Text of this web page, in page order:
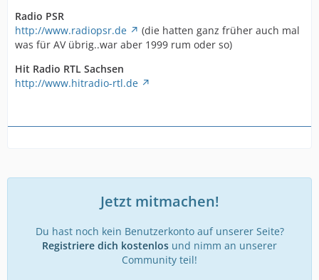
Radio PSR
http://www.radiopsr.de
(die hatten ganz früher auch mal
was für AV übrig..war aber 1999 rum oder so)
Hit Radio RTL Sachsen
http://www.hitradio-rtl.de
Jetzt mitmachen!
Du hast noch kein Benutzerkonto auf unserer Seite?
Registriere dich kostenlos und nimm an unserer
Community teil!